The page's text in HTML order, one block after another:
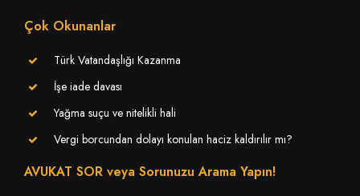
Çok Okunanlar
Türk Vatandaşlığı Kazanma
İşe iade davası
Yağma suçu ve nitelikli hali
Vergi borcundan dolayı konulan haciz kaldırılır mı?
AVUKAT SOR veya Sorunuzu Arama Yapın!